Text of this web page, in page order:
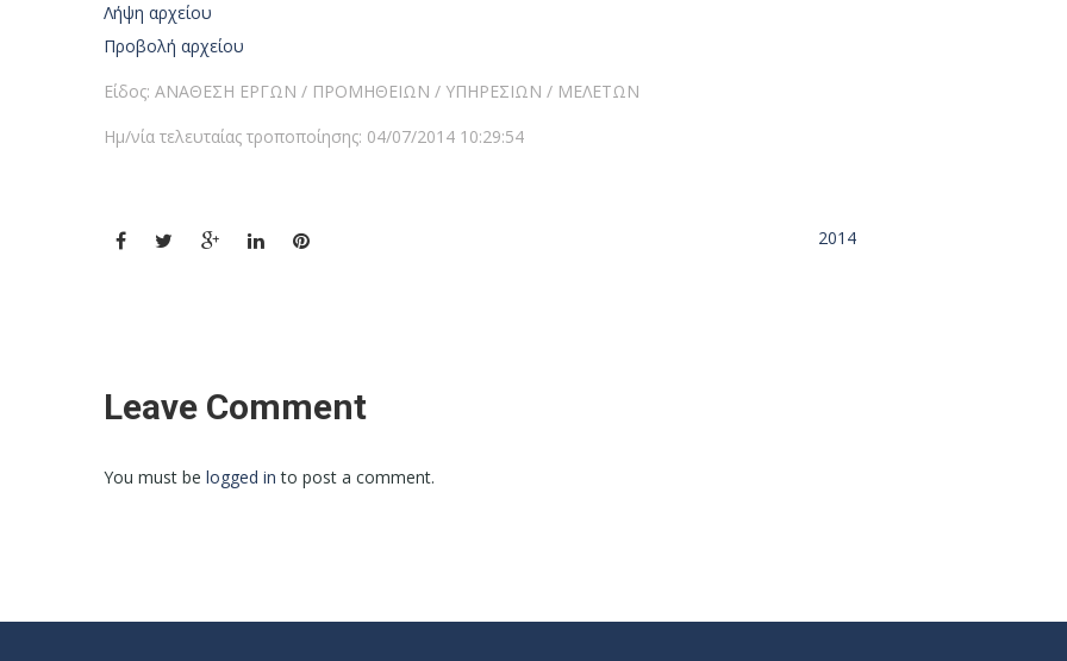
Λήψη αρχείου
Προβολή αρχείου
Είδος: ΑΝΑΘΕΣΗ ΕΡΓΩΝ / ΠΡΟΜΗΘΕΙΩΝ / ΥΠΗΡΕΣΙΩΝ / ΜΕΛΕΤΩΝ
Ημ/νία τελευταίας τροποποίησης: 04/07/2014 10:29:54
2014
Leave Comment
You must be logged in to post a comment.